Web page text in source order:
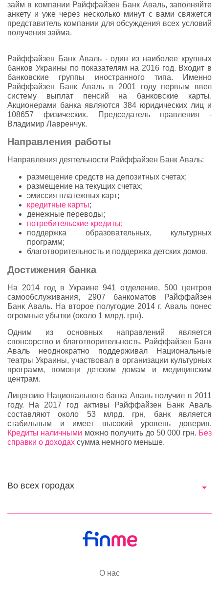
займ в компании Райффайзен Банк Аваль, заполняйте
анкету и уже через несколько минут с вами свяжется
представитель компании для обсуждения всех условий
получения займа.
Райффайзен Банк Аваль - один из наиболее крупных
банков Украины по показателям на 2016 год. Входит в
банковские группы иностранного типа. Именно
Райффайзен Банк Аваль в 2001 году первым ввел
систему выплат пенсий на банковские карты.
Акционерами банка являются 384 юридических лиц и
108657 физических. Председатель правления -
Владимир Лавренчук.
Направления работы
Направления деятельности Райффайзен Банк Аваль:
размещение средств на депозитных счетах;
размещение на текущих счетах;
эмиссия платежных карт;
кредитные карты;
денежные переводы;
потребительские кредиты;
поддержка образовательных, культурных
программ;
благотворительность и поддержка детских домов.
Достижения банка
На 2014 год в Украине 941 отделение, 500 центров
самообслуживания, 2907 банкоматов Райффайзен
Банк Аваль. На второе полугодие 2014 г. Аваль понес
огромные убытки (около 1 млрд. грн).
Одним из основных направлений является
спонсорство и благотворительность. Райффайзен Банк
Аваль неоднократно поддерживал Национальные
театры Украины, участвовал в организации культурных
программ, помощи детским домам и медицинским
центрам.
Лицензию Национального банка Аваль получил в 2011
году. На 2017 год активы Райффайзен Банк Аваль
составляют около 53 млрд. грн, банк является
стабильным и имеет высокий уровень доверия.
Кредиты наличными можно получить до 50 000 грн. Без
справки о доходах сумма немного меньше.
Во всех городах
О нас